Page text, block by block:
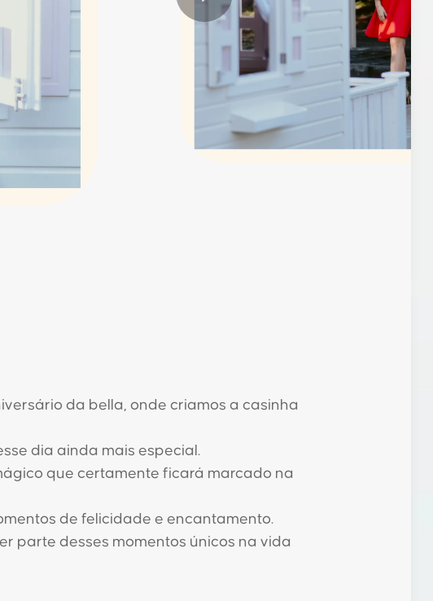
da bella, onde criamos a casinha
dia ainda mais especial.
que certamente ficará marcado na
de felicidade e encantamento.
parte desses momentos únicos na vida